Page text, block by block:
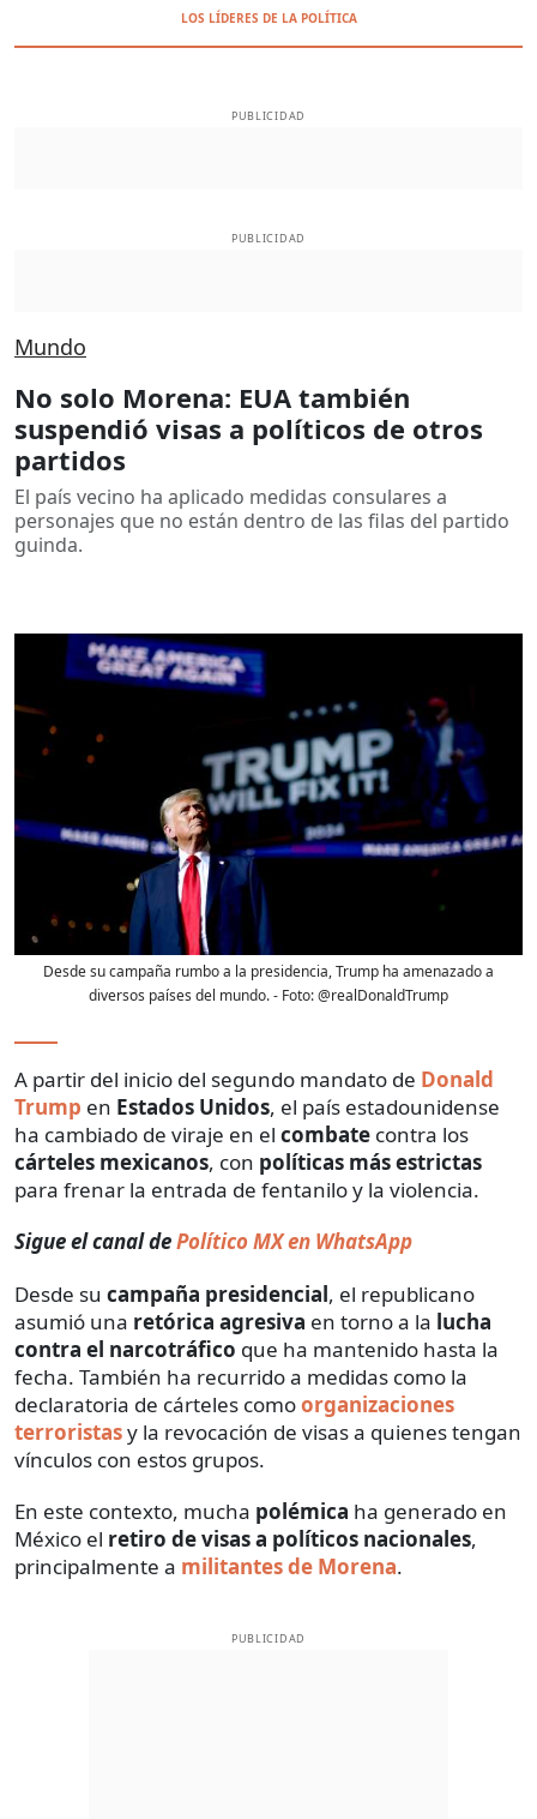
LOS LÍDERES DE LA POLÍTICA
PUBLICIDAD
PUBLICIDAD
Mundo
No solo Morena: EUA también
suspendió visas a políticos de otros
partidos
El país vecino ha aplicado medidas consulares a
personajes que no están dentro de las filas del partido
guinda.
Desde su campaña rumbo a la presidencia, Trump ha amenazado a
diversos países del mundo.- Foto:@realDonaldTrump
A partir del inicio del segundo mandato de Donald
Trump en Estados Unidos, el país estadounidense
ha cambiado de viraje en el combate contra los
cárteles mexicanos, con políticas más estrictas
para frenar la entrada de fentanilo y la violencia.
Sigue el canal dePolítico MX en WhatsApp
Desde su campaña presidencial, el republicano
asumió una retórica agresiva en torno a la lucha
contra el narcotráfico que ha mantenido hasta la
fecha. También ha recurrido a medidas como la
declaratoria de cárteles comoorganizaciones
terroristasy la revocación de visas a quienes tengan
vínculos con estos grupos.
En este contexto, mucha polémica ha generado en
México el retiro de visas a políticos nacionales,
principalmente a militantes de Morena.
PUBLICIDAD